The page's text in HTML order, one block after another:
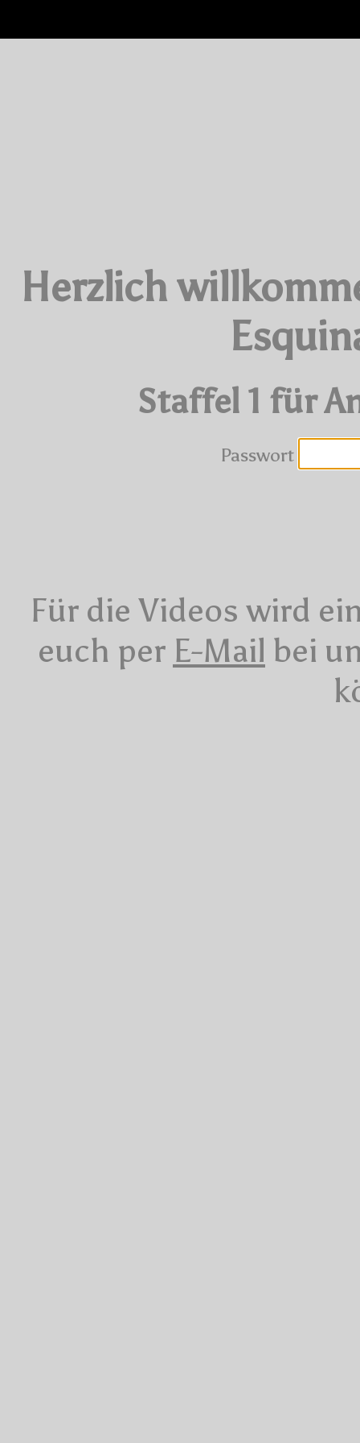
Herzlich
Staffel 1 für
Passwort
Für die Videos wird
euch per E-Mail bei